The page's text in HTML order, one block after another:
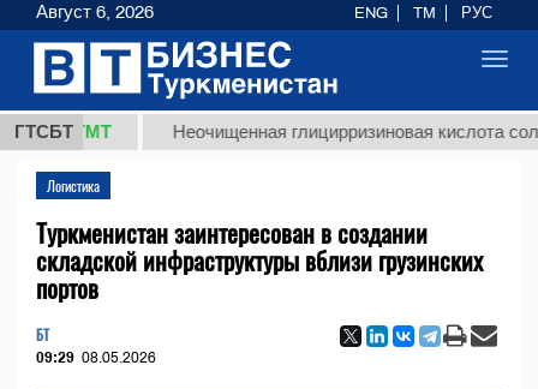
ГТСБТ
ТМТ Неочищенная глицирризиновая кислота
Логистика
Туркменистан заинтересован в создании
складской инфраструктуры вблизи грузинских
портов
БТ
09:29 08.05.2026
Август 6, 2026 ENG TM РУС